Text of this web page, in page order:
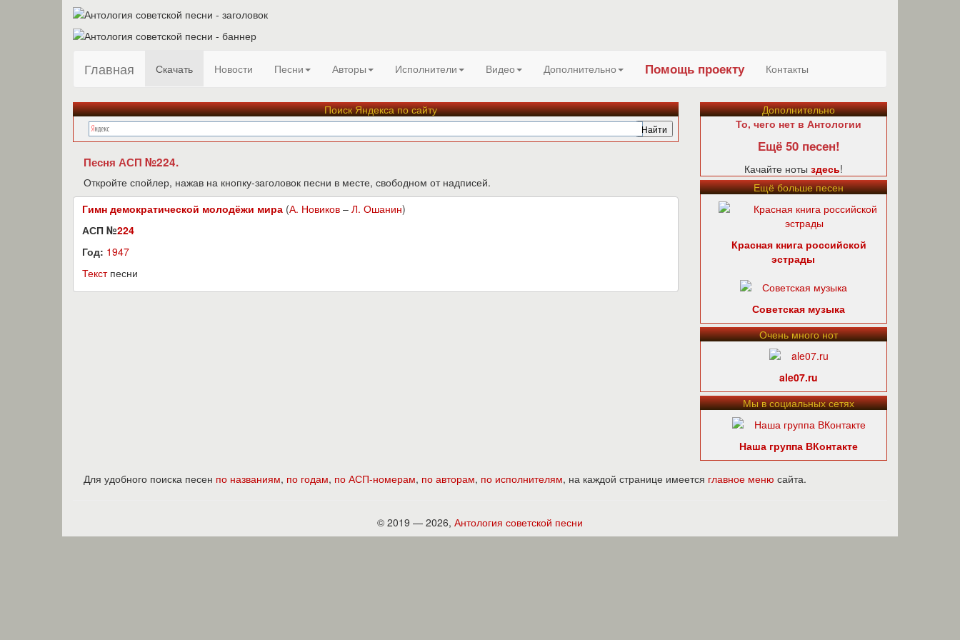
Главная Скачать Новости Песни Авторы Исполнители Видео Дополнительно Помощь проекту Контакты
Поиск Яндекса по сайту
Песня АСП №224.
Откройте спойлер, нажав на кнопку-заголовок песни в месте, свободном от надписей.
Гимн демократической молодёжи мира (А. Новиков – Л. Ошанин)
АСП №224
Год: 1947
Текстпесни
Дополнительно
То, чего нет в Антологии
Ещё 50 песен!
Качайте ноты здесь!
Ещё больше песен
Красная книга российской
эстрады
Советская музыка
Очень много нот
ale07.ru
Мы в социальных сетях
Наша группа ВКонтакте
Для удобного поиска песен по названиям, по годам, по АСП-номерам, по авторам, по исполнителям, на каждой странице имеется главное меню сайта.
© 2019 — 2026, Антология советской песни